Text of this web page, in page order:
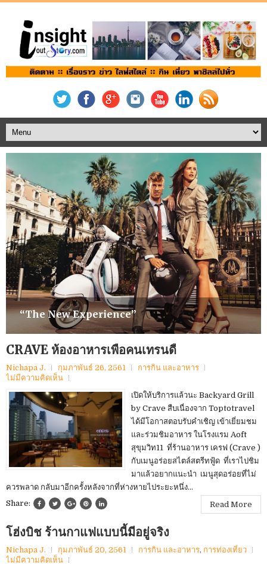
“The New Experience”
CRAVE ห้องอาหารเพื่อคนเทรนดี้
Nichapa J. กุมภาพันธ์ 26, 2561
การกิน และอาหาร
ไม่มีความคิดเห็น
เปิดให้บริการแล้วนะ Backyard Grill
by Crave สืบเนื่องจาก Toptotravel
ได้มีโอกาสตอบรับคำเชิญ เข้าเยี่ยมชม
และร่วมชิมอาหาร ในโรงแรม Aoft
สุขุมวิท11 ที่ร้านอาหาร เครฟ (Crave )
กับเมนูอร่อยสไตล์สตรีทฟู้ด ที่เราไปชิม
มาแล้วอยากแนะนำ เมนูสุดอร่อยที่ไม่
ควรพลาด กลับมาอีกครั้งหลังจากที่ห่างหายไประยะหนึ่ง...
Share:
Read More
โฮ่งบิช ร้านกาแฟแบบนี้มีอยู่จริง
Nichapa J. กุมภาพันธ์ 20, 2561 การกิน และอาหาร, การท่องเที่ยว
ไม่มีความคิดเห็น